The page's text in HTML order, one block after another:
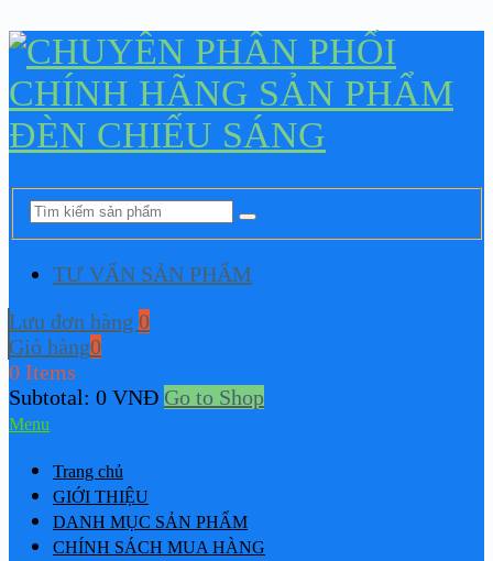
TƯ VẤN SẢN PHẨM
Lưu đơn hàng 0
Giỏ hàng0
0 Items
Subtotal: 0 VNĐ Go to Shop
Menu
Trang chủ
GIỚI THIỆU
DANH MỤC SẢN PHẨM
CHÍNH SÁCH MUA HÀNG